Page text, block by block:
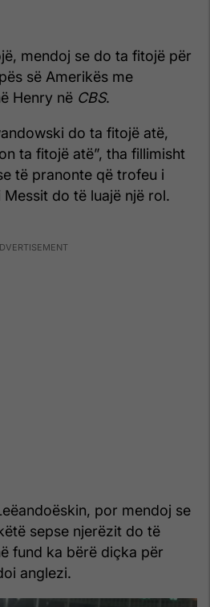
mendoj se do ta fitojë për
së Amerikës me
Henry në CBS.
do ta fitojë atë,
ta fitojë atë”, tha fillimisht
të pranonte që trofeu i
do të luajë një rol.
por mendoj se
sepse njerëzit do të
fund ka bërë diçka për
anglezi.